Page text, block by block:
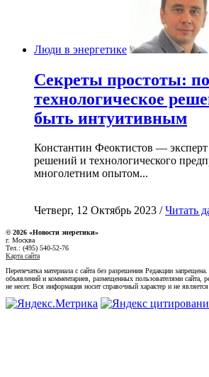
Люди в энергетике
Секреты простоты:
технологическое
быть интуитивным
Константин Феоктистов — эксперт
решений и технологического
многолетним опытом...
Четверг, 12 Октябрь 2023 /Читать
© 2026 «Новости энеретики»
г. Москва
Тел.: (495) 540-52-76
Карта сайта
Перепечатка материала с сайта без разрешения Редакции
объявлений и комментариев, размещенных пользователями сайта,
не несет. Вся информация носит справочный характер и не